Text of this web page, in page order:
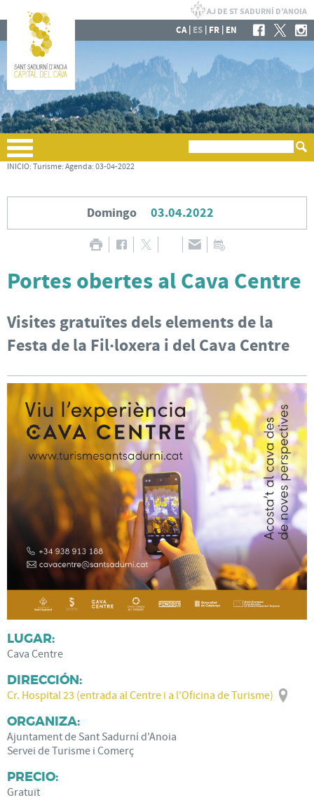
CA| ES | FR | EN
INICIO: Turisme: Agenda: 03-04-2022
Domingo 03.04.2022
Portes obertes al Cava Centre
Visites gratuïtes dels elements de la
Festa de la Fil·loxera i del Cava Centre
LUGAR:
Cava Centre
DIRECCIÓN:
Cr. Hospital 23 (entrada al Centre i a l'Oficina de Turisme)
ORGANIZA:
Ajuntament de Sant Sadurní d'Anoia
Servei de Turisme i Comerç
PRECIO:
Gratuït